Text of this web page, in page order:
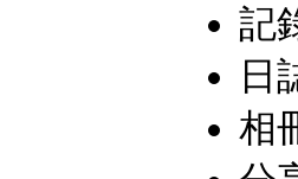
記
日
相